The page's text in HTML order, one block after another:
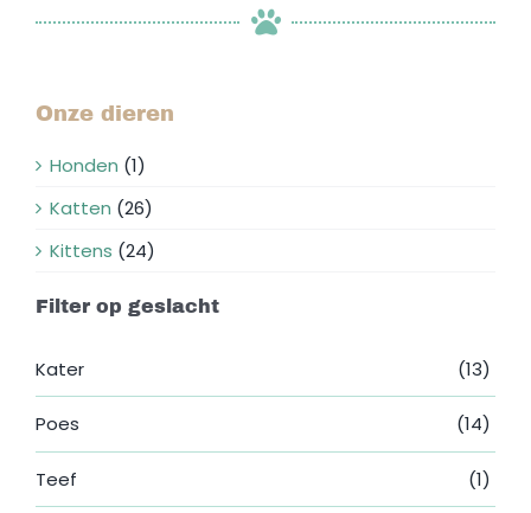
Onze dieren
Honden (1)
Katten (26)
Kittens (24)
Filter op geslacht
Kater (13)
Poes (14)
Teef (1)